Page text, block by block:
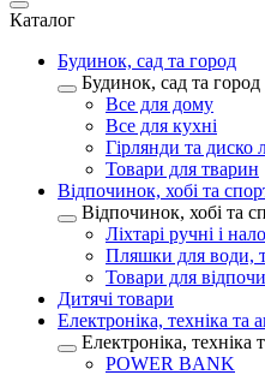
Каталог
Будинок, сад та город
Будинок, сад та город
Все для дому
Все для кухні
Гірлянди та диско
Товари для тварин
Відпочинок, хобі та
Відпочинок, хобі та
Ліхтарі ручні і
Пляшки для води,
Товари для
Дитячі товари
Електроніка, техніка та
Електроніка, техніка
POWER BANK